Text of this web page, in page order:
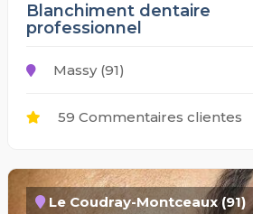
Blanchiment dentaire
professionnel
Massy (91)
59 Commentaires clientes
Le Coudray-Montceaux (91)